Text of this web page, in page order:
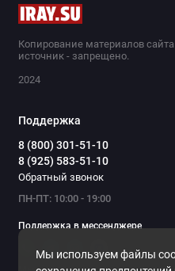
Мы используем файлы
Копирование материалов
источник - запрещено.
2024
Поддержка
8 (800) 301-51-10
8 (925) 583-51-10
Обратный звонок
ПН-ПТ: 10:00 - 19:00
Поддержка в мессенджере